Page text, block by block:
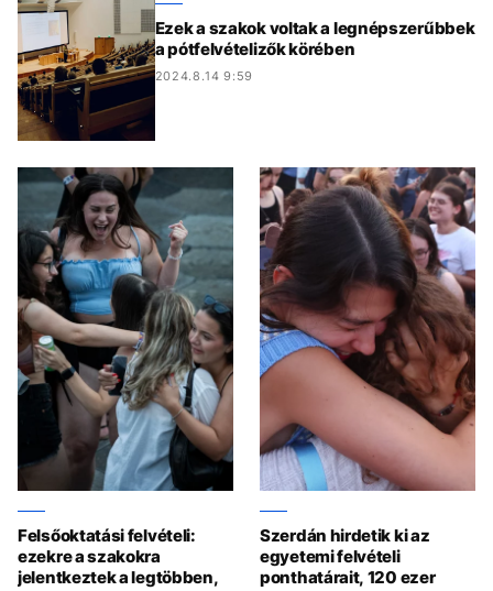
Ezek a szakok voltak a legnépszerűbbek
a pótfelvételizők körében
2024.8.14 9:59
Felsőoktatási felvételi:
ezekre a szakokra
jelentkeztek a legtöbben,
Szerdán hirdetik ki az
egyetemi felvételi
ponthatárait, 120 ezer